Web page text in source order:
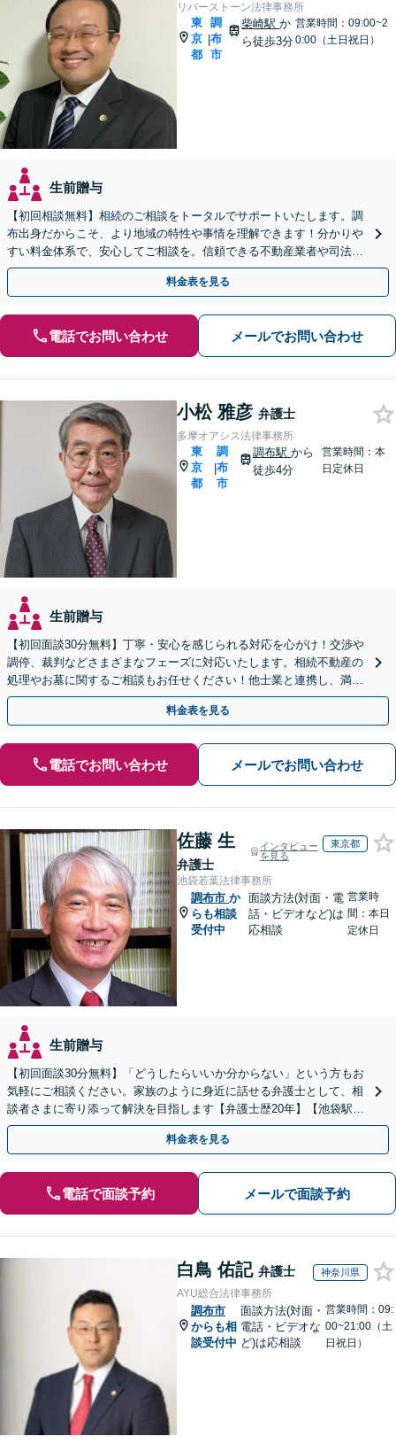
リバーストーン法律事務所
東
京
都
|
調
布
市
柴崎駅か
ら徒歩3分
営業時間：09:00~2
0:00（土日祝日）
生前贈与
【初回相談無料】相続のご相談をトータルでサポートいたします。調
布出身だからこそ、より地域の特性や事情を理解できます！分かりや
すい料金体系で、安心してご相談を。信頼できる不動産業者や司法書
士、税理士などもご紹介可【出張相談可】【土日祝対応可】
料金表を見る
電話でお問い合わせ メールでお問い合わせ
小松 雅彦 弁護士
多摩オアシス法律事務所
東
京
都
|
調
布
市
調布駅から
徒歩4分
営業時間：本
日定休日
生前贈与
【初回面談30分無料】丁寧・安心を感じられる対応を心がけ！交渉や
調停、裁判などさまざまなフェーズに対応いたします。相続不動産の
処理やお墓に関するご相談もお任せください！他士業と連携し、満足
度の高い相続の実現を目指します【弁護士歴40年以上】
料金表を見る
電話でお問い合わせ メールでお問い合わせ
佐藤 生
弁護士
インタビュー
を見る
東京都
池袋若葉法律事務所
調布市 か
らも相談
受付中
面談方法(対面・電
話・ビデオなど)は
応相談
営業時
間：本日
定休日
生前贈与
【初回面談30分無料】「どうしたらいいか分からない」という方もお
気軽にご相談ください。家族のように身近に話せる弁護士として、相
談者さまに寄り添って解決を目指します【弁護士歴20年】【池袋駅5
分】
料金表を見る
電話で面談予約 メールで面談予約
白鳥 佑記 弁護士 神奈川県
AYU総合法律事務所
調布市
からも相
談受付中
面談方法(対面・
電話・ビデオな
ど)は応相談
営業時間：09:
00~21:00（土
日祝日）